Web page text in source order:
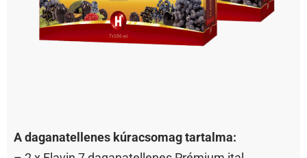
A daganatellenes kúracsomag tartalma: